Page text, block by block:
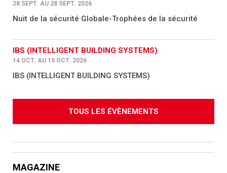
28 SEPT. AU 28 SEPT. 2026
Nuit de la sécurité Globale-Trophées de la sécurité
IBS (INTELLIGENT BUILDING SYSTEMS)
14 OCT. AU 15 OCT. 2026
IBS (INTELLIGENT BUILDING SYSTEMS)
TOUS LES ÉVÈNEMENTS
MAGAZINE